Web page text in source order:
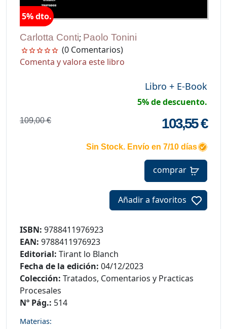
5% dto.
Carlotta Conti; Paolo Tonini
(0 Comentarios)
Comenta y valora este libro
Libro + E-Book
5% de descuento.
109,00 € 103,55 €
Sin Stock. Envío en 7/10 días
comprar
Añadir a favoritos
ISBN: 9788411976923
EAN: 9788411976923
Editorial: Tirant lo Blanch
Fecha de la edición: 04/12/2023
Colección: Tratados, Comentarios y Practicas
Procesales
Nº Pág.: 514
Materias: